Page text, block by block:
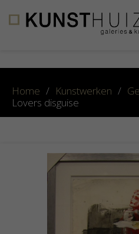
Home / Kunstwerken /
Lovers disguise